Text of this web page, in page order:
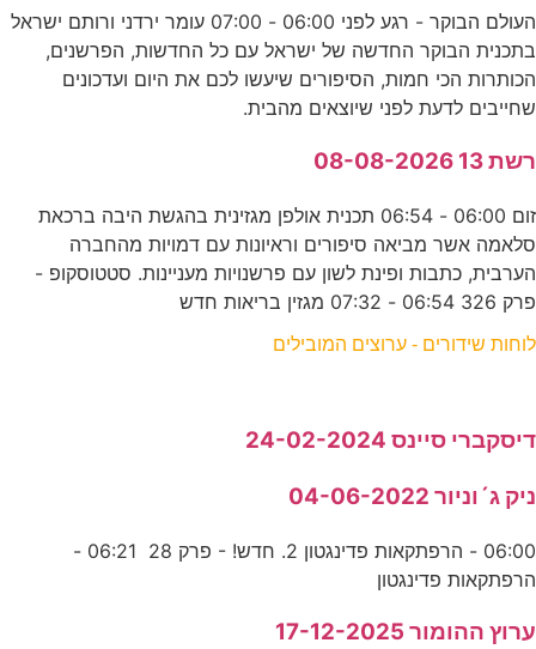
העולם הבוקר - רגע לפני 06:00 - 07:00 עומר ירדני ורותם ישראל
בתכנית הבוקר החדשה של ישראל עם כל החדשות, הפרשנים,
הכותרות הכי חמות, הסיפורים שיעשו לכם את היום ועדכונים
שחייבים לדעת לפני שיוצאים מהבית.
רשת 13 08-08-2026
זום 06:00 - 06:54 תכנית אולפן מגזינית בהגשת היבה ברכאת
סלאמה אשר מביאה סיפורים וראיונות עם דמויות מהחברה
הערבית, כתבות ופינת לשון עם פרשנויות מעניינות. סטטוסקופ -
פרק 326 06:54 - 07:32 מגזין בריאות חדש
לוחות שידורים - ערוצים המובילים
דיסקברי סיינס 24-02-2024
ניק ג´וניור 04-06-2022
06:00 - הרפתקאות פדינגטון 2. חדש! - פרק 28 06:21 -
הרפתקאות פדינגטון
ערוץ ההומור 17-12-2025